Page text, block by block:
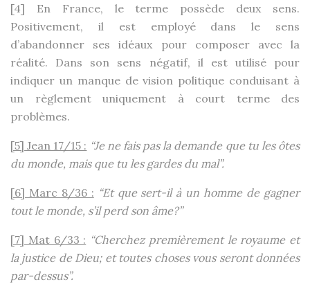
[4] En France, le terme possède deux sens.
Positivement, il est employé dans le sens
d’abandonner ses idéaux pour composer avec la
réalité. Dans son sens négatif, il est utilisé pour
indiquer un manque de vision politique conduisant à
un règlement uniquement à court terme des
problèmes.
[5] Jean 17/15 : “Je ne fais pas la demande que tu les ôtes
du monde, mais que tu les gardes du mal”.
[6] Marc 8/36 : “Et que sert-il à un homme de gagner
tout le monde, s’il perd son âme?”
[7] Mat 6/33 : “Cherchez premièrement le royaume et
la justice de Dieu; et toutes choses vous seront données
par-dessus”.